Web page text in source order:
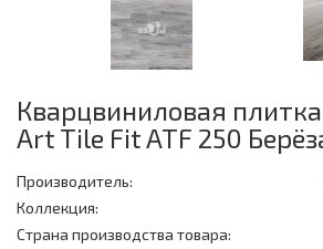
Кварцвиниловая
Art Tile Fit ATF 250
Производитель:
Коллекция:
Страна производства товара: